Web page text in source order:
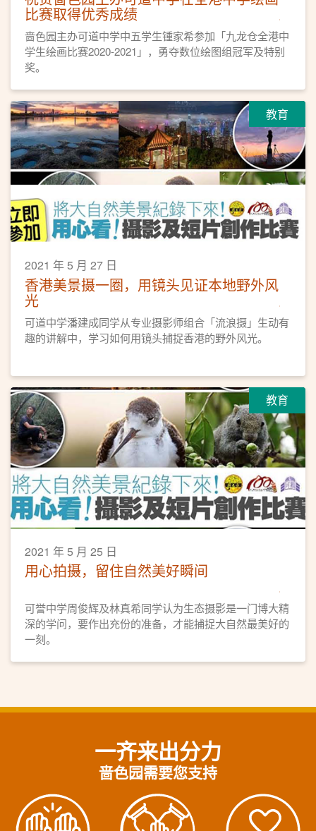
比赛取得优秀成绩
啬色园主办可道中学中五学生锺家希参加「九龙仓全港中
学生绘画比赛2020-2021」，勇夺数位绘图组冠军及特别
奖。
教育
2021 年 5 月 27 日
香港美景摄一圈，用镜头见证本地野外风
光
可道中学潘建成同学从专业摄影师组合「流浪摄」生动有
趣的讲解中，学习如何用镜头捕捉香港的野外风光。
教育
2021 年 5 月 25 日
用心拍摄，留住自然美好瞬间
可誉中学周俊辉及林真希同学认为生态摄影是一门博大精
深的学问，要作出充份的准备，才能捕捉大自然最美好的
一刻。
一齐来出分力
啬色园需要您支持